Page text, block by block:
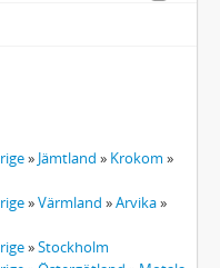
» Jämtland » Krokom »
»Värmland »Arvika»
»Stockholm